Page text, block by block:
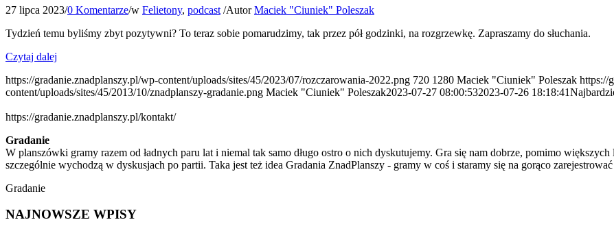
27 lipca 2023/0 Komentarze/w Felietony, podcast /AutorMaciek "Ciuniek" Poleszak
Tydzień temu byliśmy zbyt pozytywni? To teraz sobie pomarudzimy, tak przez pół godzinki, na rozgrzewkę. Zapraszamy do słuchania.
Czytaj dalej
https://gradanie.znadplanszy.pl/wp-content/uploads/sites/45/2023/07/rozczarowania-2022.png 720 1280 Maciek "Ciuniek" Poleszak https://
content/uploads/sites/45/2013/10/znadplanszy-gradanie.png Maciek "Ciuniek" Poleszak2023-07-27 08:00:532023-07-26 18:18:41
https://gradanie.znadplanszy.pl/kontakt/
Gradanie
W planszówki gramy razem od ładnych paru lat i niemal tak samo długo ostro o nich dyskutujemy. Gra się nam dobrze, pomimo
szczególnie wychodzą w dyskusjach po partii. Taka jest też idea Gradania ZnadPlanszy - gramy w coś i staramy się na gorąco
Gradanie
NAJNOWSZE WPISY